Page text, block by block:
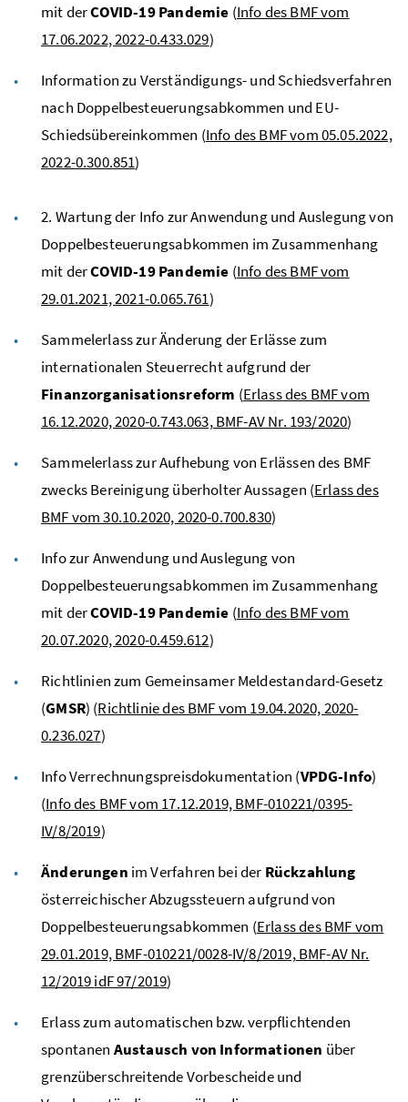
mit derCOVID-19 Pandemie (Info des BMF vom
17.06.2022, 2022-0.433.029)
Information zu Verständigungs- und Schiedsverfahren
nach Doppelbesteuerungsabkommen und EU-
Schiedsübereinkommen (Info des BMF vom 05.05.2022,
2022-0.300.851)
2. Wartung der Info zur Anwendung und Auslegung von
Doppelbesteuerungsabkommen im Zusammenhang
mit derCOVID-19 Pandemie (Info des BMF vom
29.01.2021, 2021-0.065.761)
Sammelerlass zur Änderung der Erlässe zum
internationalen Steuerrecht aufgrund der
Finanzorganisationsreform (Erlass des BMF vom
16.12.2020, 2020-0.743.063, BMF-AV Nr. 193/2020)
Sammelerlass zur Aufhebung von Erlässen des BMF
zwecks Bereinigung überholter Aussagen (Erlass des
BMF vom 30.10.2020, 2020-0.700.830)
Info zur Anwendung und Auslegung von
Doppelbesteuerungsabkommen im Zusammenhang
mit derCOVID-19 Pandemie (Info desBMFvom
20.07.2020, 2020-0.459.612)
Richtlinien zum Gemeinsamer Meldestandard-Gesetz
(GMSR) (Richtlinie des BMF vom 19.04.2020, 2020-
0.236.027)
Info Verrechnungspreisdokumentation (VPDG-Info)
(Info des BMFvom 17.12.2019,BMF-010221/0395-
IV/8/2019)
Änderungen im Verfahren bei der Rückzahlung
österreichischer Abzugssteuern aufgrund von
Doppelbesteuerungsabkommen (Erlass desBMFvom
29.01.2019,BMF-010221/0028-IV/8/2019,BMF-AV Nr.
12/2019idF97/2019)
Erlass zum automatischen bzw.verpflichtenden
spontanen Austausch von Informationen über
grenzüberschreitende Vorbescheide und